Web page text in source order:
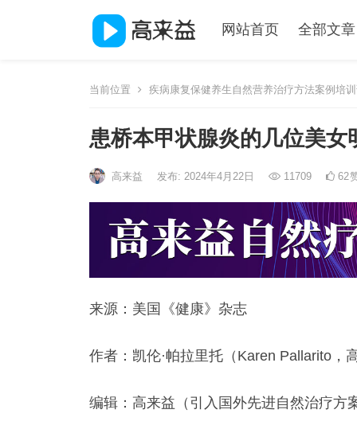
网站首页 全部文章
当前位置 疾病康复保健养生自然营养治疗方法案例培
患桥本甲状腺炎的几位美女
高来益 发布: 2024年4月22日 11709 62
来源：美国《健康》杂志
作者：凯伦·帕拉里托（Karen Pallarito，
编辑：高来益（引入国外先进自然治疗方